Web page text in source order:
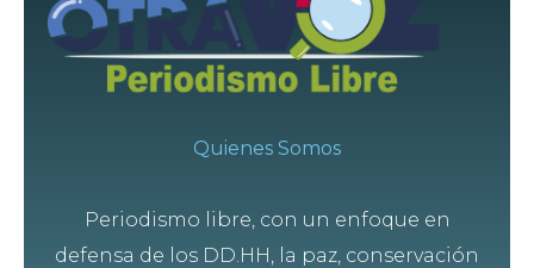
Quienes Somos
Periodismo libre, con un enfoque en
defensa de los DD.HH, la paz, conservación